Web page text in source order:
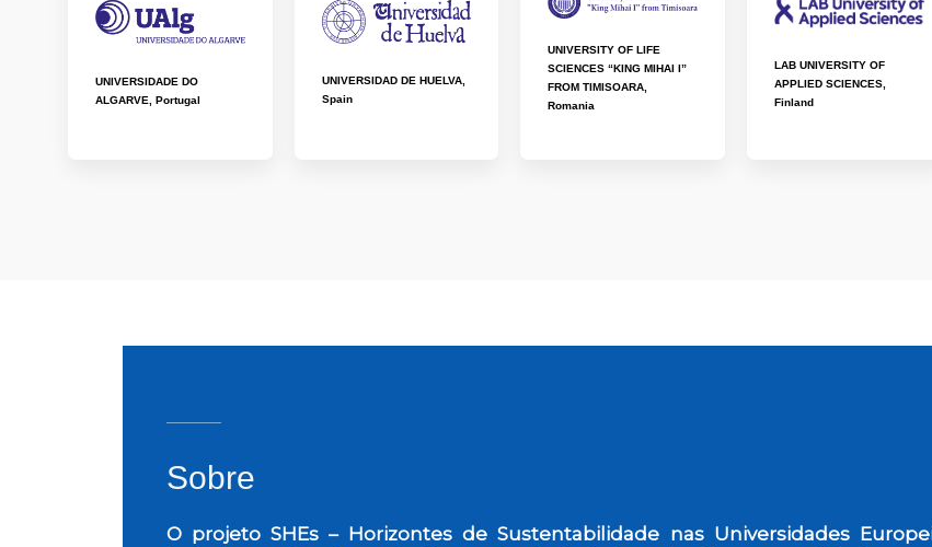
UNIVERSIDADE DO
ALGARVE, Portugal
UNIVERSIDAD DE HUELVA,
Spain
UNIVERSITY OF LIFE
SCIENCES “KING MIHAI I”
FROM TIMISOARA,
Romania
LAB UNIVERSITY OF
APPLIED SCIENCES,
Finland
Sobre
O projeto SHEs – Horizontes de Sustentabilidade nas Universidades